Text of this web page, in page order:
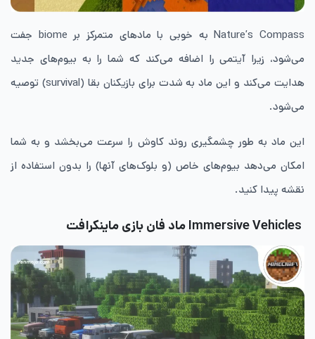
Nature’s Compass به خوبی با ماد‌های متمرکز بر biome جفت
می‌شود، زیرا آیتمی را اضافه می‌کند که شما را به بیوم‌های جدید
هدایت می‌کند و این ماد به شدت برای بازیکنان بقا (survival) توصیه
می‌شود.
این ماد به طور چشمگیری روند کاوش را سرعت می‌بخشد و به شما
امکان می‌دهد بیوم‌های خاص (و بلوک‌های آنها) را بدون استفاده از
نقشه پیدا کنید.
Immersive Vehicles ماد فان بازی ماینکرافت